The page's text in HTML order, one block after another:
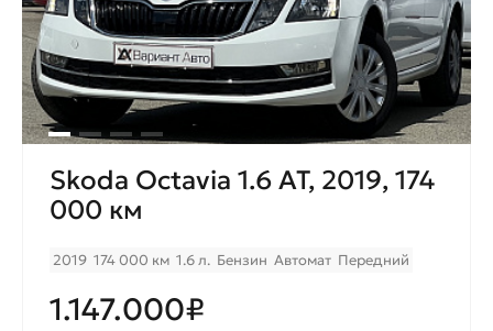
Skoda Octavia 1.6 AT, 2019, 174
000 км
2019 174 000 км 1.6 л. Бензин Автомат Передний
1.147.000₽